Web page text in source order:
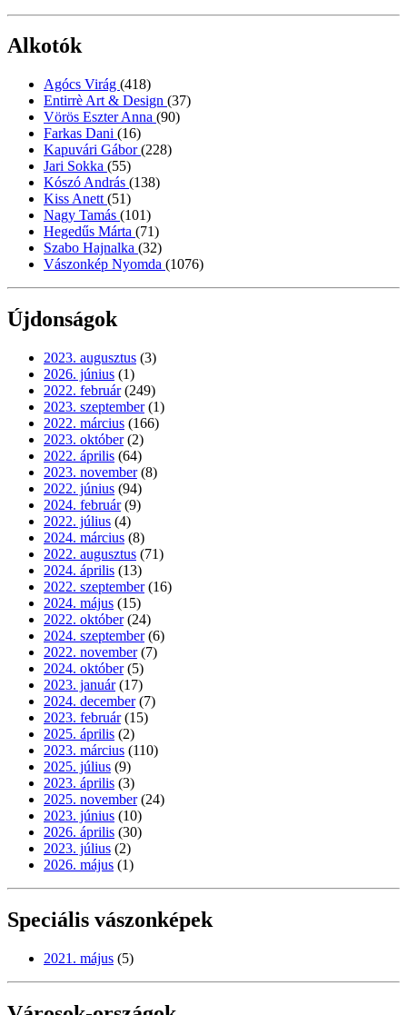
Alkotók
Agócs Virág (418)
Entirrè Art & Design (37)
Vörös Eszter Anna (90)
Farkas Dani (16)
Kapuvári Gábor(228)
Jari Sokka (55)
Kószó András (138)
Kiss Anett (51)
Nagy Tamás (101)
Hegedűs Márta (71)
Szabo Hajnalka (32)
Vászonkép Nyomda (1076)
Újdonságok
2023. augusztus (3)
2026. június (1)
2022. február (249)
2023. szeptember (1)
2022. március (166)
2023. október (2)
2022. április (64)
2023. november (8)
2022. június (94)
2024. február (9)
2022. július (4)
2024. március (8)
2022. augusztus (71)
2024. április (13)
2022. szeptember (16)
2024. május (15)
2022. október (24)
2024. szeptember (6)
2022. november (7)
2024. október (5)
2023. január (17)
2024. december (7)
2023. február (15)
2025. április (2)
2023. március (110)
2025. július (9)
2023. április (3)
2025. november (24)
2023. június (10)
2026. április (30)
2023. július (2)
2026. május (1)
Speciális vászonképek
2021. május (5)